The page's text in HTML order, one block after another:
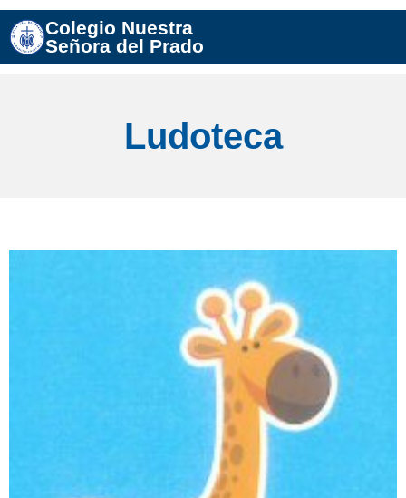
Colegio Nuestra
Señora del Prado
Ludoteca